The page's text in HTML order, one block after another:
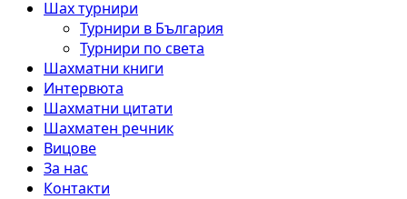
Шах турнири
Турнири в България
Турнири по света
Шахматни книги
Интервюта
Шахматни цитати
Шахматен речник
Вицове
За нас
Контакти